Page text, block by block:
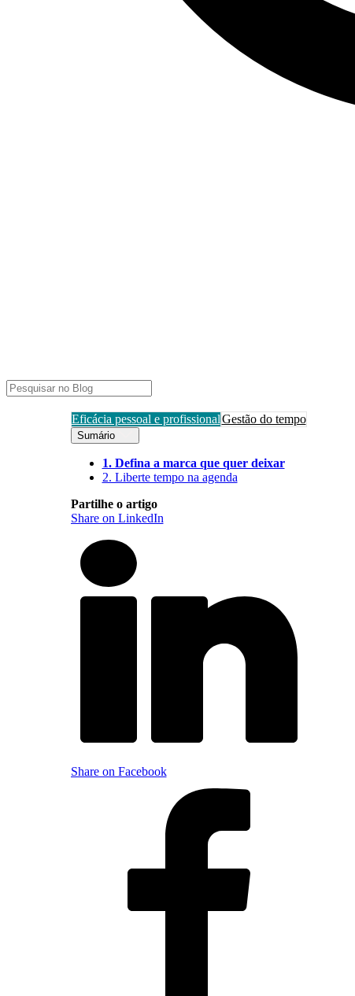
Eficácia pessoal e profissionalGestão do tempo
Sumário
1. Defina a marca que quer deixar
2. Liberte tempo na agenda
Partilhe o artigo
Share on LinkedIn
Share on Facebook